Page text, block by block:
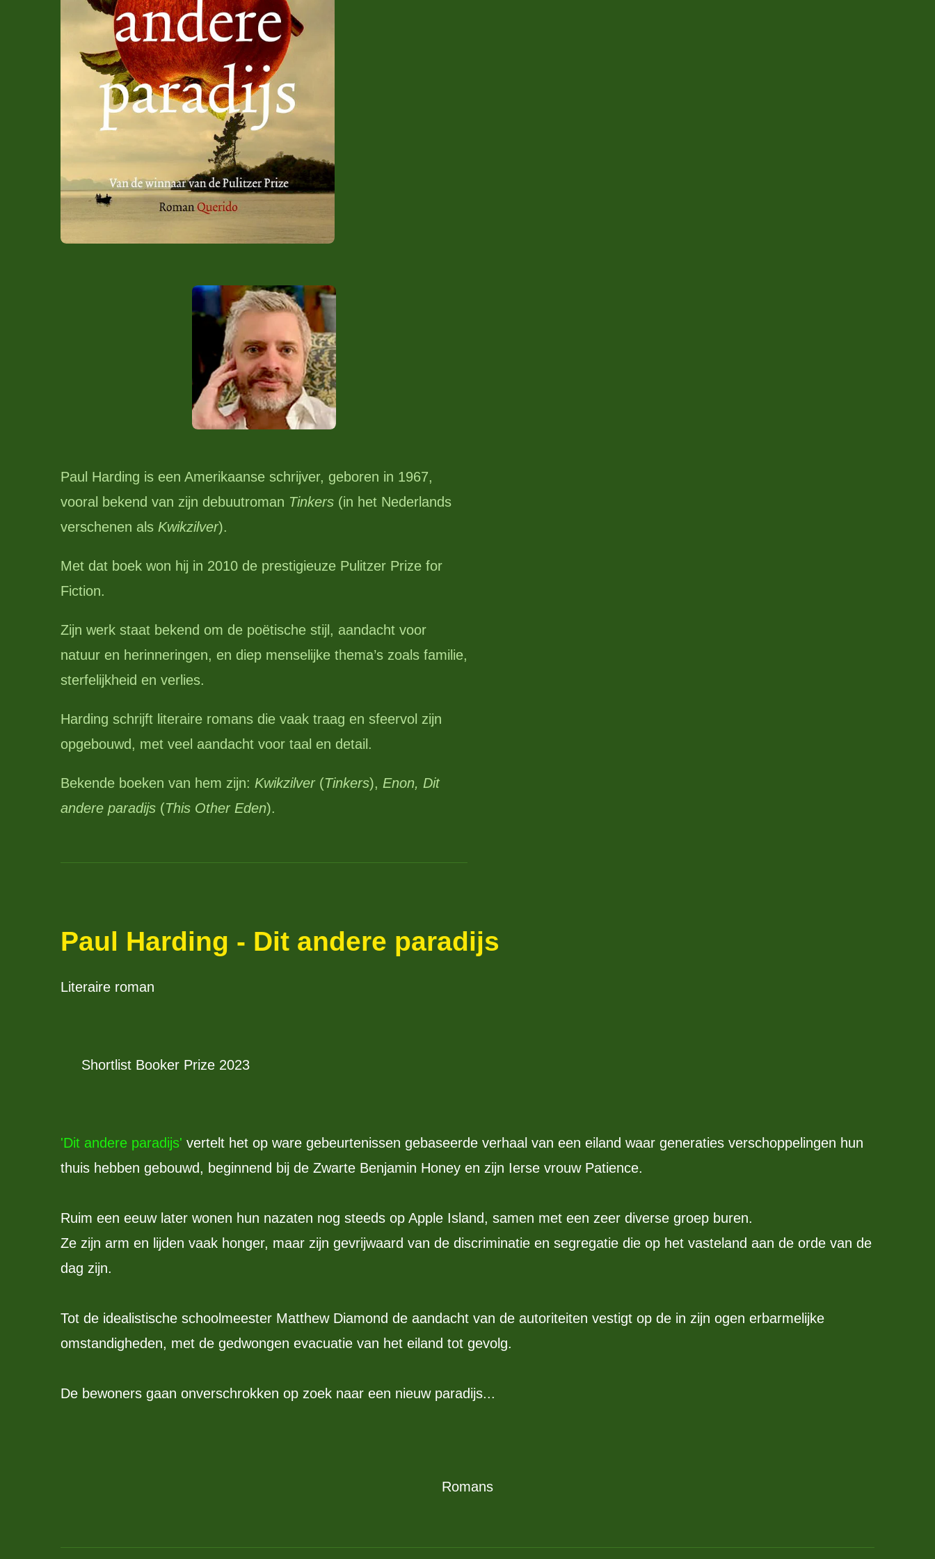
Paul Harding is een Amerikaanse schrijver, geboren in 1967,
vooral bekend van zijn debuutroman Tinkers (in het Nederlands
verschenen als Kwikzilver).
Met dat boek won hij in 2010 de prestigieuze Pulitzer Prize for
Fiction.
Zijn werk staat bekend om de poëtische stijl, aandacht voor
natuur en herinneringen, en diep menselijke thema’s zoals familie,
sterfelijkheid en verlies.
Harding schrijft literaire romans die vaak traag en sfeervol zijn
opgebouwd, met veel aandacht voor taal en detail.
Bekende boeken van hem zijn: Kwikzilver(Tinkers), Enon, Dit
andere paradijs (This Other Eden).
Paul Harding - Dit andere paradijs
Literaire roman
Shortlist Booker Prize 2023
'Dit andere paradijs' vertelt het op ware gebeurtenissen gebaseerde verhaal van een eiland waar generaties verschoppelingen hun
thuis hebben gebouwd, beginnend bij de Zwarte Benjamin Honey en zijn Ierse vrouw Patience.
Ruim een eeuw later wonen hun nazaten nog steeds op Apple Island, samen met een zeer diverse groep buren.
Ze zijn arm en lijden vaak honger, maar zijn gevrijwaard van de discriminatie en segregatie die op het vasteland aan de orde van de
dag zijn.
Tot de idealistische schoolmeester Matthew Diamond de aandacht van de autoriteiten vestigt op de in zijn ogen erbarmelijke
omstandigheden, met de gedwongen evacuatie van het eiland tot gevolg.
De bewoners gaan onverschrokken op zoek naar een nieuw paradijs...
Romans